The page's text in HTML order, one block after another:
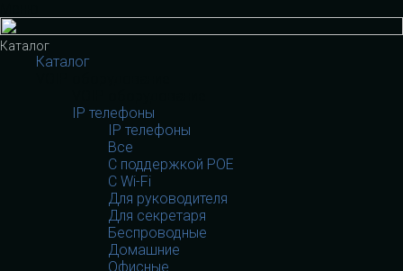
Каталог
Каталог
IP телефоны
IP телефоны
Все
С поддержкой POE
C Wi-Fi
Для руководителя
Для секретаря
Беспроводные
Домашние
Офисные